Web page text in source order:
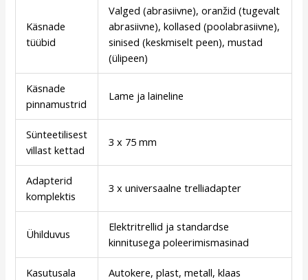
Käsnade
tüübid
Valged (abrasiivne), oranžid (tugevalt
abrasiivne), kollased (poolabrasiivne),
sinised (keskmiselt peen), mustad
(ülipeen)
Käsnade
pinnamustrid
Lame ja laineline
Sünteetilisest
villast kettad
3 x 75 mm
Adapterid
komplektis
3 x universaalne trelliadapter
Ühilduvus
Elektritrellid ja standardse
kinnitusega poleerimismasinad
Kasutusala Autokere, plast, metall, klaas